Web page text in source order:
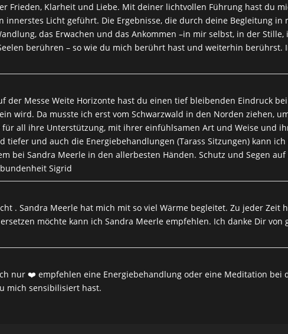
Frieden, Klarheit und Liebe. Mit deiner lichtvollen Führung hast du
Licht geführt. Die Ergebnisse, die durch deine Begleitung in
das Erwachen und das Ankommen –in mir selbst, in der
berühren – so wie du mich berührt hast und weiterhin berührst.
der Messe Weite Horizonte hast du einen tief bleibenden Eindruck
wird. Da musste ich erst vom Schwarzwald in den Norden ziehen,
all ihre Unterstützung, mit ihrer einfühlsamen Art und Weise und
und auch die Energiebehandlungen (Tarass Sitzungen) kann
bei Sandra Meerle in den allerbesten Händen. Schutz und Segen
Sigrid
. Sandra Meerle hat mich mit so viel Wärme begleitet. Zu jeder Zeit
möchte kann ich Sandra Meerle empfehlen. Ich danke Dir von
nur ❤️ empfehlen eine Energiebehandlung oder eine Meditation bei
mich sensibilisiert hast.